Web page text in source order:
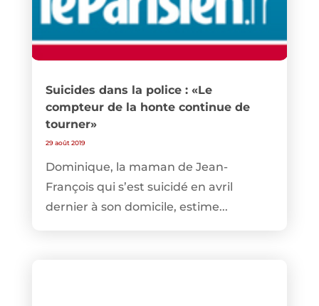
Suicides dans la police : «Le
compteur de la honte continue de
tourner»
29 août 2019
Dominique, la maman de Jean-
François qui s’est suicidé en avril
dernier à son domicile, estime...